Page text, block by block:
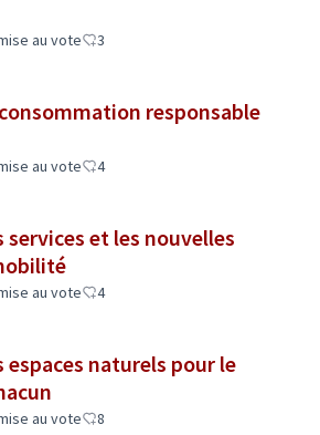
au vote 3
responsable
au vote 4
services et les nouvelles
au vote 4
espaces naturels pour le
au vote 8